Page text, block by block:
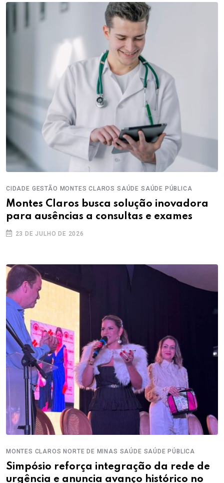
CIDADE GESTÃO MONTES CLAROS SAÚDE SAÚDE PÚBLICA
Montes Claros busca solução inovadora
para ausências a consultas e exames
23 DE JULHO DE 2026
MONTES CLAROS NORTE DE MINAS SAÚDE SAÚDE PÚBLICA
Simpósio reforça integração da rede de
urgência e anuncia avanço histórico no